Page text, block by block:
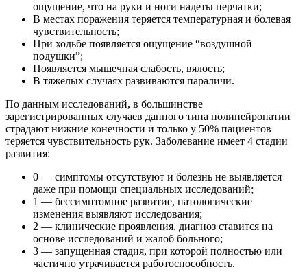
ощущение, что на руки и ноги надеты перчатки;
В местах поражения теряется температурная и болевая
чувствительность;
При ходьбе появляется ощущение “воздушной
подушки”;
Появляется мышечная слабость, вялость;
В тяжелых случаях развиваются параличи.
По данным исследований, в большинстве
зарегистрированных случаев данного типа полинейропатии
страдают нижние конечности и только у 50% пациентов
теряется чувствительность рук. Заболевание имеет 4 стадии
развития:
0 — симптомы отсутствуют и болезнь не выявляется
даже при помощи специальных исследований;
1 — бессимптомное развитие, патологические
изменения выявляют исследования;
2 — клинические проявления, диагноз ставится на
основе исследований и жалоб больного;
3 — запущенная стадия, при которой полностью или
частично утрачивается работоспособность.